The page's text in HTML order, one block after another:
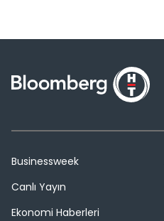
Businessweek
Canlı Yayın
Ekonomi Haberleri